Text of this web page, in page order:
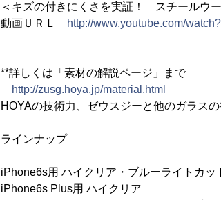
＜キズの付きにくさを実証！ スチールウ
動画ＵＲＬ
http://www.youtube.com/
**詳しくは「素材の解説ページ」まで
http://zusg.hoya.jp/material.html
HOYAの技術力、ゼウスジーと他のガラス
ラインナップ
iPhone6s用 ハイクリア・ブルーライトカッ
iPhone6s Plus用 ハイクリア